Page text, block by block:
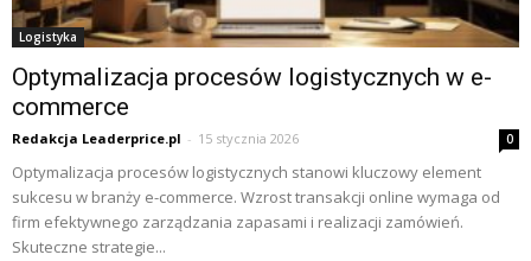
Logistyka
Optymalizacja procesów logistycznych w e-
commerce
Redakcja Leaderprice.pl - 15 stycznia 2026 0
Optymalizacja procesów logistycznych stanowi kluczowy element
sukcesu w branży e-commerce. Wzrost transakcji online wymaga od
firm efektywnego zarządzania zapasami i realizacji zamówień.
Skuteczne strategie...